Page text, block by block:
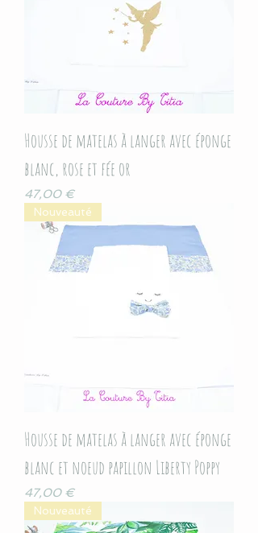
Housse de matelas à langer avec éponge
blanc, rose et fée or
Prix
47,00 €
Nouveauté
Housse de matelas à langer avec éponge
blanc et noeud papillon Liberty Poppy
Prix
47,00 €
Nouveauté